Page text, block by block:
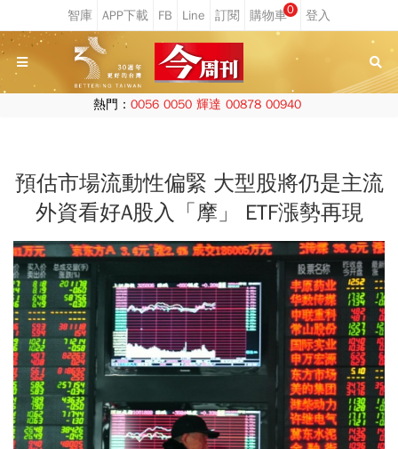
0
熱門： 0056 0050 輝達 00878 00940
預估市場流動性偏緊 大型股將仍是主流
外資看好A股入「摩」 ETF漲勢再現